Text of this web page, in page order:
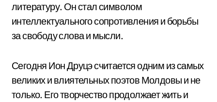
литературу. Он стал символом
интеллектуального сопротивления и борьбы
за свободу слова и мысли.
Сегодня Ион Друцэ считается одним из самых
великих и влиятельных поэтов Молдовы и не
только. Его творчество продолжает жить и